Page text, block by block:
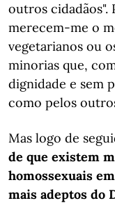
outros cidadãos".
merecem-me o
vegetarianos ou
minorias que,
dignidade e sem
como pelos
Mas logo de
de que existem
homossexuais
mais adeptos do